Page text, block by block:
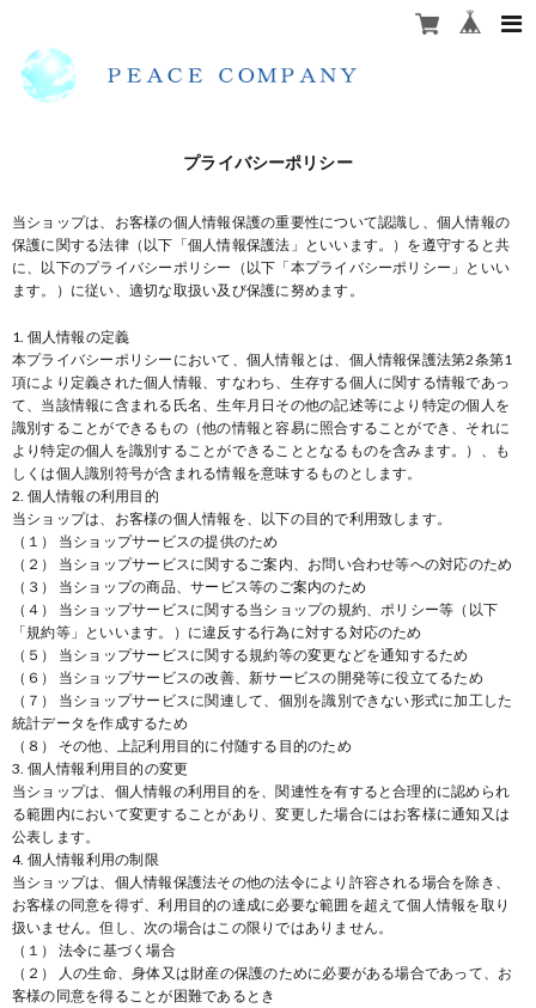
プライバシーポリシー
当ショップは、お客様の個人情報保護の重要性について認識し、個人情報の
保護に関する法律（以下「個人情報保護法」といいます。）を遵守すると共
に、以下のプライバシーポリシー（以下「本プライバシーポリシー」といい
ます。）に従い、適切な取扱い及び保護に努めます。
1. 個人情報の定義
本プライバシーポリシーにおいて、個人情報とは、個人情報保護法第2条第1
項により定義された個人情報、すなわち、生存する個人に関する情報であっ
て、当該情報に含まれる氏名、生年月日その他の記述等により特定の個人を
識別することができるもの（他の情報と容易に照合することができ、それに
より特定の個人を識別することができることとなるものを含みます。）、も
しくは個人識別符号が含まれる情報を意味するものとします。
2. 個人情報の利用目的
当ショップは、お客様の個人情報を、以下の目的で利用致します。
（１） 当ショップサービスの提供のため
（２） 当ショップサービスに関するご案内、お問い合わせ等への対応のため
（３） 当ショップの商品、サービス等のご案内のため
（４） 当ショップサービスに関する当ショップの規約、ポリシー等（以下
「規約等」といいます。）に違反する行為に対する対応のため
（５） 当ショップサービスに関する規約等の変更などを通知するため
（６） 当ショップサービスの改善、新サービスの開発等に役立てるため
（７） 当ショップサービスに関連して、個別を識別できない形式に加工した
統計データを作成するため
（８） その他、上記利用目的に付随する目的のため
3. 個人情報利用目的の変更
当ショップは、個人情報の利用目的を、関連性を有すると合理的に認められ
る範囲内において変更することがあり、変更した場合にはお客様に通知又は
公表します。
4. 個人情報利用の制限
当ショップは、個人情報保護法その他の法令により許容される場合を除き、
お客様の同意を得ず、利用目的の達成に必要な範囲を超えて個人情報を取り
扱いません。但し、次の場合はこの限りではありません。
（１） 法令に基づく場合
（２） 人の生命、身体又は財産の保護のために必要がある場合であって、お
客様の同意を得ることが困難であるとき